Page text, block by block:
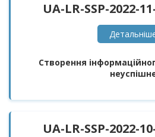
UA-LR-SSP-2022-
Створення
UA-LR-SSP-2022-